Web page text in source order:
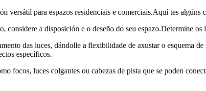
versátil para espazos residenciais e comerciais.Aquí tes algúns
considere a disposición e o deseño do seu espazo.Determine
das luces, dándolle a flexibilidade de axustar o esquema
específicos.
focos, luces colgantes ou cabezas de pista que se poden